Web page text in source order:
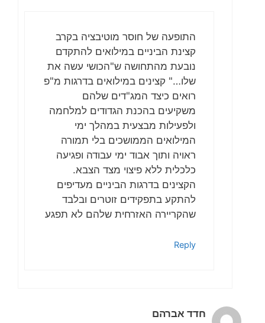
התופעה של חוסר מוטיבציה בקרב
קצינת הביניים במילואים להתקדם
נובעת מהתחושה ש"הכושי עשה את
שלו…" קצינים במילואים בדרגות מ"פ
רואים כיצד המג"דים שלהם
משקיעים בהכנת הגדודים למלחמה
ולפעילות מבצעית במהלך ימי
המילואים הממושכים בלי תמורה
ראויה ותוך אבוד ימי עבודה ופגיעה
כלכלית ללא פיצוי מצד הצבא.
הקצינים בדרגות הביניים מעדיפים
להתקע בתפקידים זוטרים ובלבד
שהקריירה האזרחית שלהם לא תפגע
Reply
חדד אברהם